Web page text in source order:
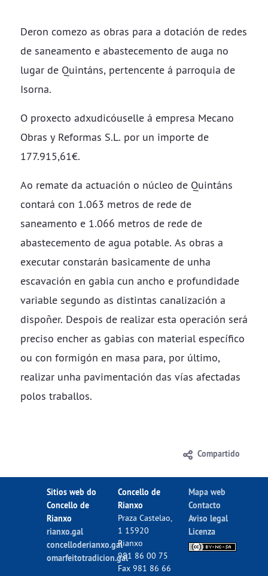
Deron comezo as obras para a dotación de redes
de saneamento e abastecemento de auga no
lugar de Quintáns, pertencente á parroquia de
Isorna.
O proxecto adxudicóuselle á empresa Mecano
Obras y Reformas S.L. por un importe de
177.915,61€.
Ao remate da actuación o núcleo de Quintáns
contará con 1.063 metros de rede de
saneamento e 1.066 metros de rede de
abastecemento de agua potable. As obras a
executar constarán basicamente de unha
escavación en gabia cun ancho e profundidade
variable segundo as distintas canalización a
dispoñer. Despois de realizar esta operación será
preciso encher as gabias con material específico
ou con formigón en masa para, por último,
realizar unha pavimentación das vías afectadas
polos traballos.
Compartido
Sitios web do
Concello de
Rianxo
rianxo.gal
concelloderianxo.gal
omarfeitotradicion.gal
Concello de
Rianxo
Praza Castelao,
1 15920
Rianxo
981 86 00 75
Fax 981 86 66
Mapa web
Contacto
Aviso legal
Licenza